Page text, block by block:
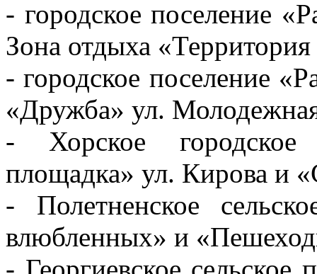
- городское поселение
Зона отдыха
- городское поселение
«Дружба» ул.
- Хорское
площадка» ул. Кирова и
- Полетненское
влюбленных» и